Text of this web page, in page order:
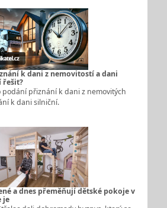
k dani z nemovitostí a dani
řešit?
přiznání k dani z nemovitých
k dani silniční.
a dnes přeměňují dětské pokoje v
je